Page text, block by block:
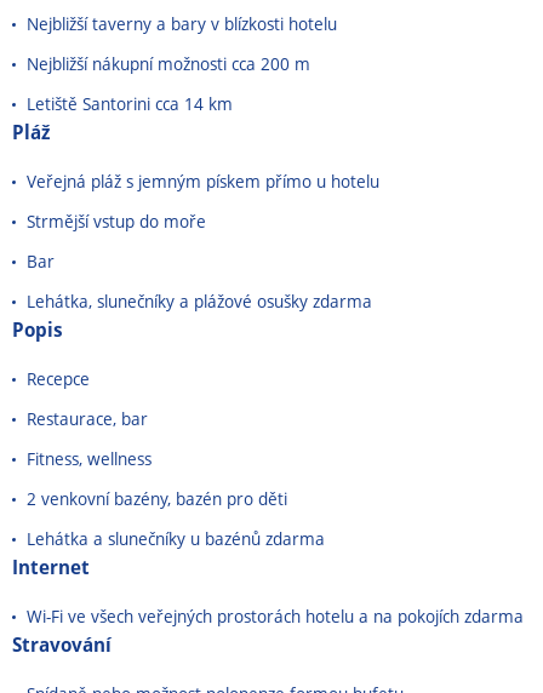
Nejbližší taverny a bary v blízkosti hotelu
Nejbližší nákupní možnosti cca 200 m
Letiště Santorini cca 14 km
Pláž
Veřejná pláž s jemným pískem přímo u hotelu
Strmější vstup do moře
Bar
Lehátka, slunečníky a plážové osušky zdarma
Popis
Recepce
Restaurace, bar
Fitness, wellness
2 venkovní bazény, bazén pro děti
Lehátka a slunečníky u bazénů zdarma
Internet
Wi-Fi ve všech veřejných prostorách hotelu a na pokojích zdarma
Stravování